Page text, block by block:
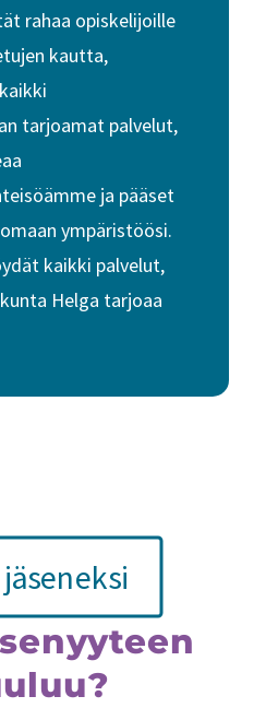
rahaa opiskelijoille
kautta,
tarjoamat palvelut,
ja pääset
ympäristöösi.
kaikki palvelut,
Helga tarjoaa